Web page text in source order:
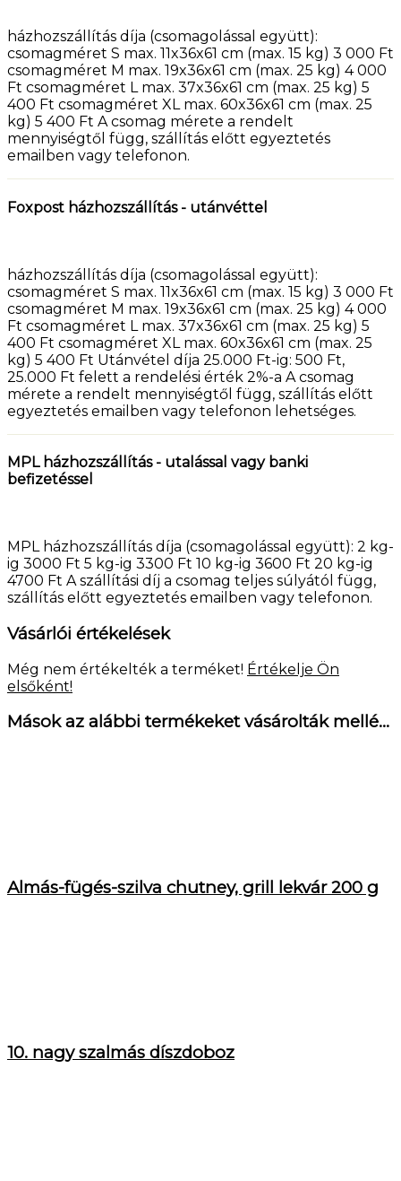
házhozszállítás díja (csomagolással együtt):
csomagméret S max. 11x36x61 cm (max. 15 kg) 3 000 Ft
csomagméret M max. 19x36x61 cm (max. 25 kg) 4 000
Ft csomagméret L max. 37x36x61 cm (max. 25 kg) 5
400 Ft csomagméret XL max. 60x36x61 cm (max. 25
kg) 5 400 Ft A csomag mérete a rendelt
mennyiségtől függ, szállítás előtt egyeztetés
emailben vagy telefonon.
Foxpost házhozszállítás - utánvéttel
házhozszállítás díja (csomagolással együtt):
csomagméret S max. 11x36x61 cm (max. 15 kg) 3 000 Ft
csomagméret M max. 19x36x61 cm (max. 25 kg) 4 000
Ft csomagméret L max. 37x36x61 cm (max. 25 kg) 5
400 Ft csomagméret XL max. 60x36x61 cm (max. 25
kg) 5 400 Ft Utánvétel díja 25.000 Ft-ig: 500 Ft,
25.000 Ft felett a rendelési érték 2%-a A csomag
mérete a rendelt mennyiségtől függ, szállítás előtt
egyeztetés emailben vagy telefonon lehetséges.
MPL házhozszállítás - utalással vagy banki
befizetéssel
MPL házhozszállítás díja (csomagolással együtt): 2 kg-
ig 3000 Ft 5 kg-ig 3300 Ft 10 kg-ig 3600 Ft 20 kg-ig
4700 Ft A szállítási díj a csomag teljes súlyától függ,
szállítás előtt egyeztetés emailben vagy telefonon.
Vásárlói értékelések
Még nem értékelték a terméket! Értékelje Ön
elsőként!
Mások az alábbi termékeket vásárolták mellé...
Almás-fügés-szilva chutney, grill lekvár 200 g
10. nagy szalmás díszdoboz